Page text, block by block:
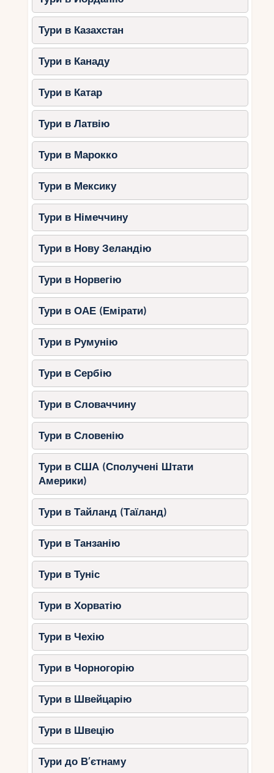
Тури в Казахстан
Тури в Канаду
Тури в Катар
Тури в Латвію
Тури в Марокко
Тури в Мексику
Тури в Німеччину
Тури в Нову Зеландію
Тури в Норвегію
Тури в ОАЕ (Емірати)
Тури в Румунію
Тури в Сербію
Тури в Словаччину
Тури в Словенію
Тури в США (Сполучені Штати
Америки)
Тури в Тайланд (Таїланд)
Тури в Танзанію
Тури в Туніс
Тури в Хорватію
Тури в Чехію
Тури в Чорногорію
Тури в Швейцарію
Тури в Швецію
Тури до В’єтнаму